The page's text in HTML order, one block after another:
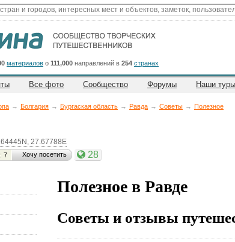
материалов о 111,000 направлений в 254 странах
Все фото Сообщество Форумы Наши туры
→ Болгария → Бургаская область → Равда → Советы → Полезное
27.67788E
7 Хочу посетить 28
Полезное в Равде
Советы и отзывы